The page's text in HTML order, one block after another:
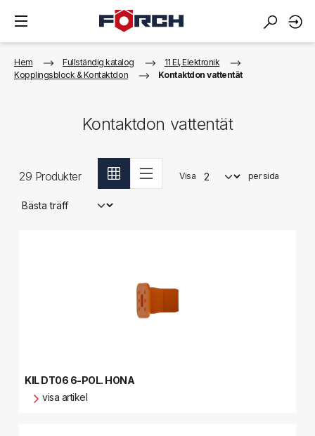
Hem Fullständig katalog
11 El, Elektronik
Kopplingsblock & Kontaktdon
Kontaktdon vattentät
Kontaktdon vattentät
29 Produkter Visa per sida
KIL DT06 6-POL. HONA
visa artikel